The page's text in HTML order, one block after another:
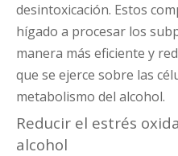
desintoxicación. Estos
hígado a procesar los
manera más eficiente y
que se ejerce sobre las
metabolismo del alcohol.
Reducir el estrés
alcohol